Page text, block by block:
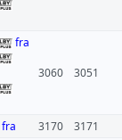
fra
3060 3051
fra 3170 3171